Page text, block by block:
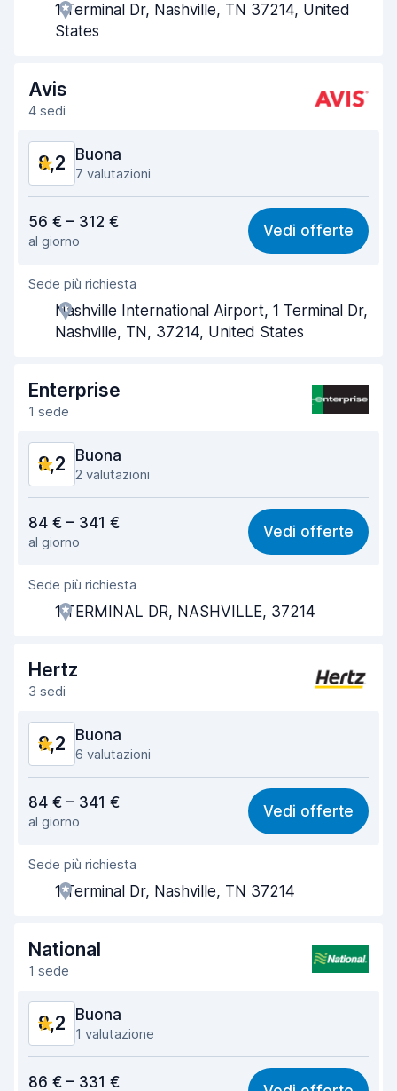
Rapidità del ritiro
Pulizia del veicolo 8,6
Condizioni dell'auto
1 Terminal Dr, Nashville, TN 37214, United
States
Avis
4 sedi
8,2 Buona
7 valutazioni
8,1
Facile da trovare 8,4
Gentilezza degli agenti
Rapidità del ritiro
Pulizia del veicolo 8,0
Condizioni dell'auto
56 € – 312 €
al giorno
Vedi offerte
Sede più richiesta
Nashville International Airport, 1 Terminal Dr,
Nashville, TN, 37214, United States
Enterprise
1 sede
8,2 Buona
2 valutazioni
8,2
Facile da trovare 8,2
Gentilezza degli agenti
Rapidità del ritiro
Rapidità della riconsegna 8,2
Condizioni dell'auto
84 € – 341 €
al giorno
Vedi offerte
Sede più richiesta
1 TERMINAL DR, NASHVILLE, 37214
Hertz
3 sedi
8,2 Buona
6 valutazioni
7,9
Facile da trovare 8,1
Gentilezza degli agenti
Rapidità del ritiro
Rapidità della riconsegna 8,2
Condizioni dell'auto
84 € – 341 €
al giorno
Vedi offerte
Sede più richiesta
1 Terminal Dr, Nashville, TN 37214
National
1 sede
8,2 Buona
1 valutazione
8,1
86 € – 331 €